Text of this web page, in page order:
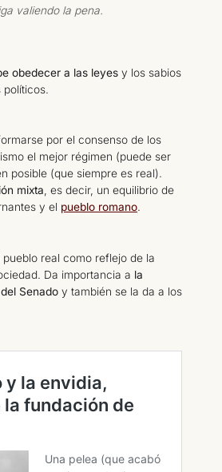
valiendo la pena.
obedecer a las leyes y los sabios
políticos.
por el consenso de los
el mejor régimen (puede ser
posible (que siempre es real).
mixta, es decir, un equilibrio de
y el pueblo romano.
real como reflejo de la
Da importancia a la
Senado y también se la da a los